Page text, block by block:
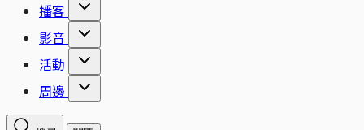
播客
影音
活動
周邊